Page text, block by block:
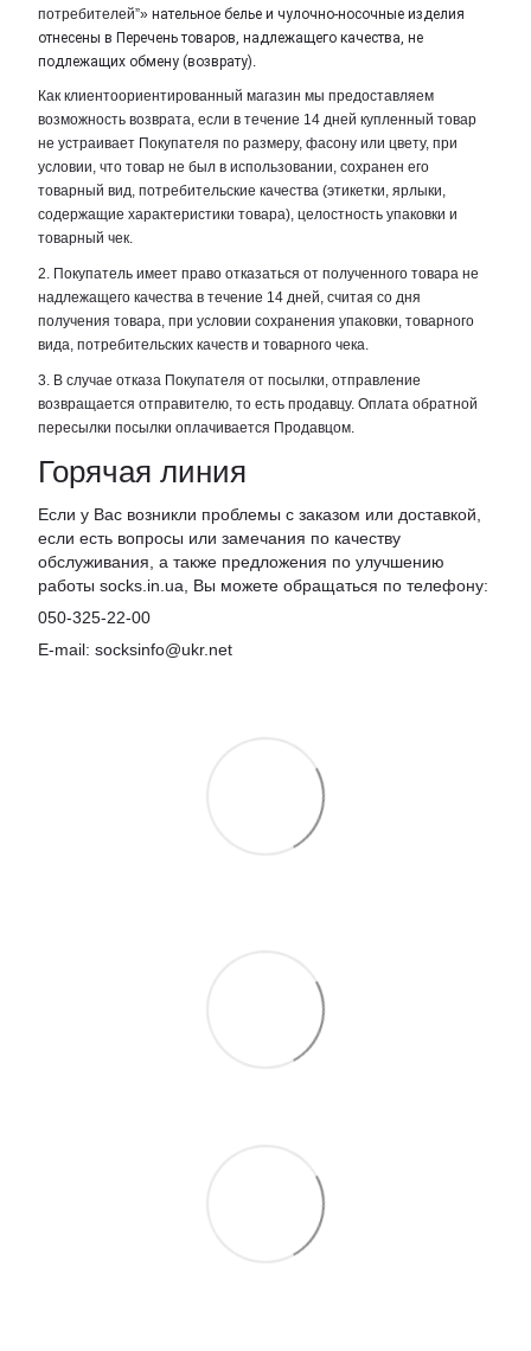
потребителей”» нательное белье и чулочно-носочные изделия
отнесены в Перечень товаров, надлежащего качества, не
подлежащих обмену (возврату).
Как клиентоориентированный магазин мы предоставляем
возможность возврата, если в течение 14 дней купленный товар
не устраивает Покупателя по размеру, фасону или цвету, при
условии, что товар не был в использовании, сохранен его
товарный вид, потребительские качества (этикетки, ярлыки,
содержащие характеристики товара), целостность упаковки и
товарный чек.
2. Покупатель имеет право отказаться от полученного товара не
надлежащего качества в течение 14 дней, считая со дня
получения товара, при условии сохранения упаковки, товарного
вида, потребительских качеств и товарного чека.
3. В случае отказа Покупателя от посылки, отправление
возвращается отправителю, то есть продавцу. Оплата обратной
пересылки посылки оплачивается Продавцом.
Горячая линия
Если у Вас возникли проблемы с заказом или доставкой,
если есть вопросы или замечания по качеству
обслуживания, а также предложения по улучшению
работы socks.in.ua, Вы можете обращаться по телефону:
050-325-22-00
E-mail: socksinfo@ukr.net